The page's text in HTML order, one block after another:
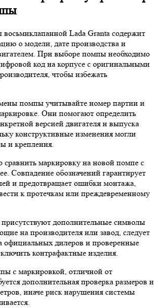
Lada Granta содержит
о модели, дате производства и
При выборе помпы необходимо
код на корпусе с оригинальными
чтобы избежать
помпы учитывайте номер партии и
Они помогают определить
версией двигателя и выпуска
конструктивные изменения могли
и крепления.
маркировку на новой помпе с
Совпадение обозначений гарантирует
и предотвращает ошибки монтажа,
к протечкам или преждевременному
дополнительные символы
на производителя или завод, следует
официальных дилеров и проверенные
контрафактные изделия.
с маркировкой, отличной от
дополнительная проверка размеров и
иначе риск нарушения системы